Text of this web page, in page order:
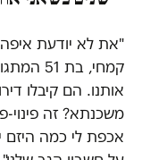
"את לא יודעת
אותנו. הם קיבלו
משכנתא? זה פינוי-
אכפת לי כמה היזם